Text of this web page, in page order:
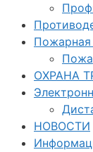
Пожарная
ОХРАНА
НОВОСТИ